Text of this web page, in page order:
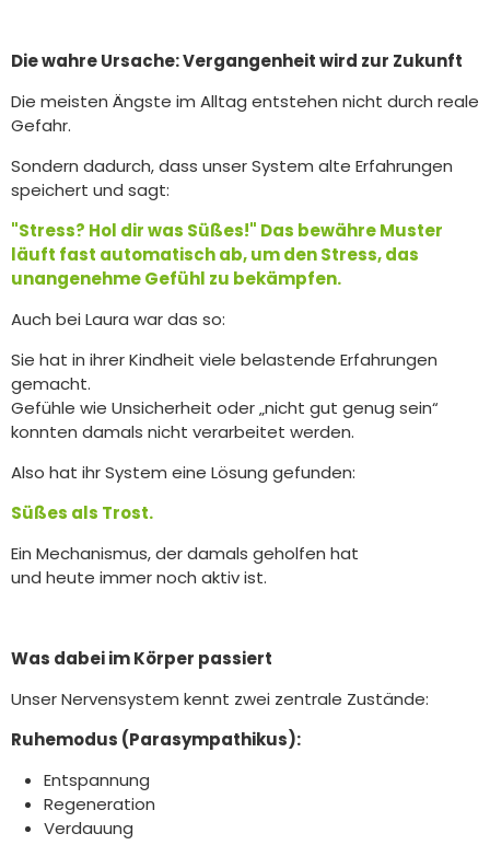
Die wahre Ursache: Vergangenheit wird zur Zukunft
Die meisten Ängste im Alltag entstehen nicht durch reale
Gefahr.
Sondern dadurch, dass unser System alte Erfahrungen
speichert und sagt:
"Stress? Hol dir was Süßes!" Das bewähre Muster
läuft fast automatisch ab, um den Stress, das
unangenehme Gefühl zu bekämpfen.
Auch bei Laura war das so:
Sie hat in ihrer Kindheit viele belastende Erfahrungen
gemacht.
Gefühle wie Unsicherheit oder „nicht gut genug sein“
konnten damals nicht verarbeitet werden.
Also hat ihr System eine Lösung gefunden:
Süßes als Trost.
Ein Mechanismus, der damals geholfen hat
und heute immer noch aktiv ist.
Was dabei im Körper passiert
Unser Nervensystem kennt zwei zentrale Zustände:
Ruhemodus (Parasympathikus):
Entspannung
Regeneration
Verdauung